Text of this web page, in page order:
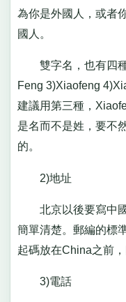
為你是外國人，或者
國人。
雙字名，也有四種
Feng 3)Xiaofeng
建議用第三種，
是名而不是姓，要不
的。
2)地址
北京以後要寫中國
簡單清楚。郵編的標
起碼放在China之前
3)電話